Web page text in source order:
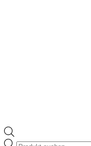
Products